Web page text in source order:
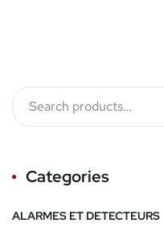
Categories
ALARMES ET DETECTEURS